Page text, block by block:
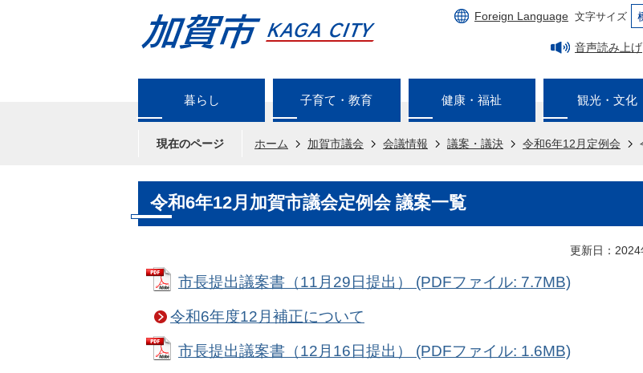
Foreign Language 文字サイズ
音声読み上げ
暮らし 子育て・教育 健康・福祉 観光・文化
現在のページ ホーム 加賀市議会 会議情報 議案・議決 令和6年12月定例会
令和6年12月加賀市議会定例会 議案一覧
更新日：
市長提出議案書（11月29日提出） (PDFファイル: 7.7MB)
令和6年度12月補正について
市長提出議案書（12月16日提出） (PDFファイル: 1.6MB)